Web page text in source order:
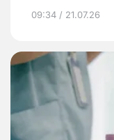
09:34 / 21.07.26